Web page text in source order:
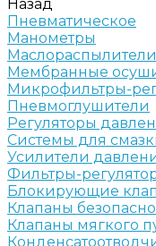
Назад
Пневматическое
Манометры
Маслораспылители
Мембранные
Микрофильтры-
Пневмоглушители
Регуляторы
Системы для
Усилители
Фильтры-
Блокирующие
Клапаны
Клапаны мягкого